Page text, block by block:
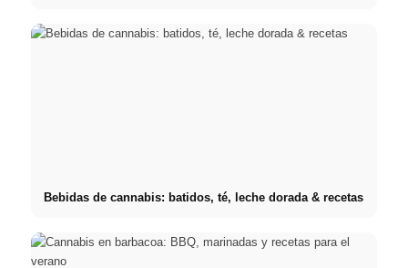
Bebidas de cannabis: batidos, té, leche dorada & recetas